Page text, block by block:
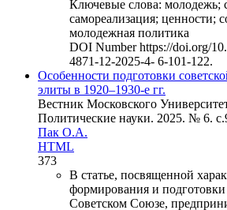
Ключевые слова: молодежь;
самореализация; ценности;
молодежная политика
DOI Numberhttps://doi.org/
4871-12-2025-4- 6-101-122.
Особенности подготовки
элиты в 1920–1930-е гг.
Вестник Московского
Политические науки. 2025. № 6.
Пак О.А.
HTML
373
В статье, посвященной
формирования и
Советском Союзе,